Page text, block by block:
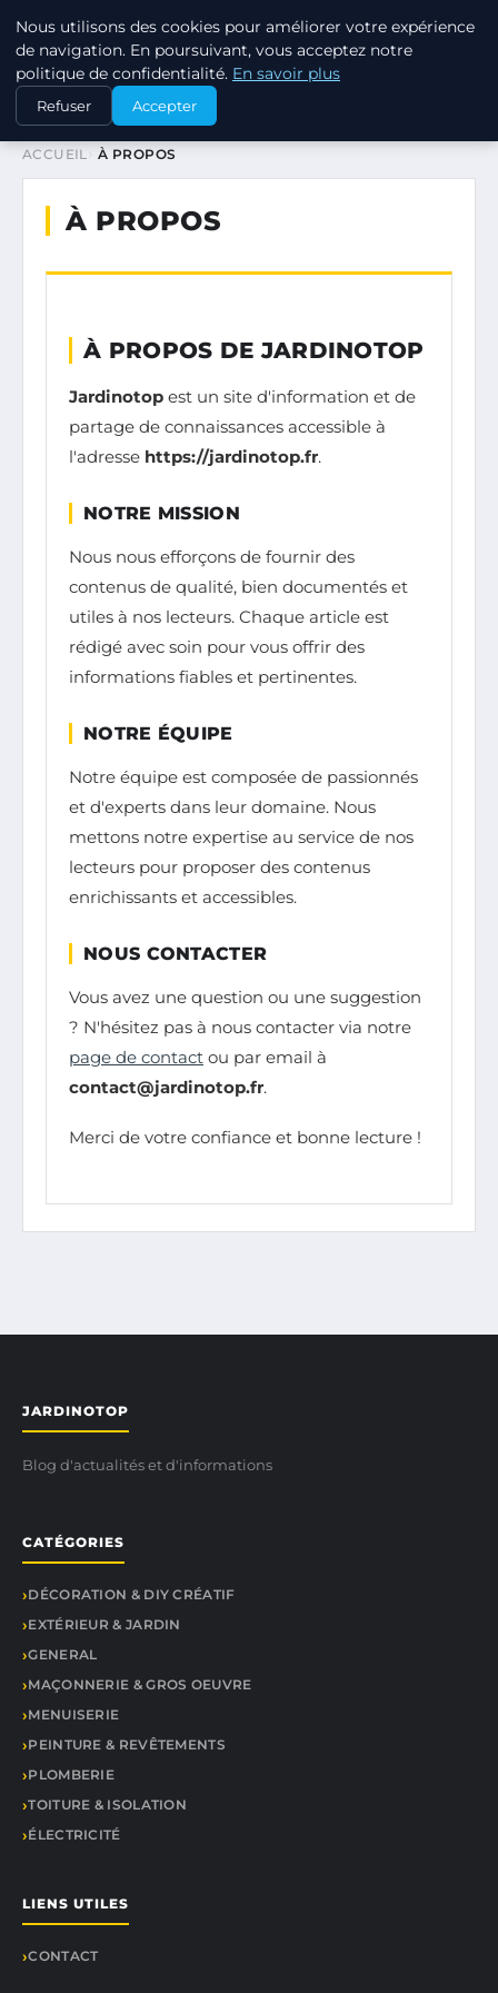
JARDINOTOP
ACCUEIL À PROPOS
À PROPOS
À PROPOS DE JARDINOTOP
Jardinotop est un site d'information et de
partage de connaissances accessible à
l'adresse https://jardinotop.fr.
NOTRE MISSION
Nous nous efforçons de fournir des
contenus de qualité, bien documentés et
utiles à nos lecteurs. Chaque article est
rédigé avec soin pour vous offrir des
informations fiables et pertinentes.
NOTRE ÉQUIPE
Notre équipe est composée de passionnés
et d'experts dans leur domaine. Nous
mettons notre expertise au service de nos
lecteurs pour proposer des contenus
enrichissants et accessibles.
NOUS CONTACTER
Vous avez une question ou une suggestion
? N'hésitez pas à nous contacter via notre
page de contact ou par email à
contact@jardinotop.fr.
Merci de votre confiance et bonne lecture !
JARDINOTOP
Blog d'actualités et d'informations
CATÉGORIES
DÉCORATION & DIY CRÉATIF
EXTÉRIEUR & JARDIN
GENERAL
MAÇONNERIE & GROS OEUVRE
MENUISERIE
PEINTURE & REVÊTEMENTS
PLOMBERIE
TOITURE & ISOLATION
ÉLECTRICITÉ
LIENS UTILES
CONTACT
Nous utilisons des cookies pour améliorer votre expérience
de navigation. En poursuivant, vous acceptez notre
politique de confidentialité. En savoir plus
Refuser Accepter